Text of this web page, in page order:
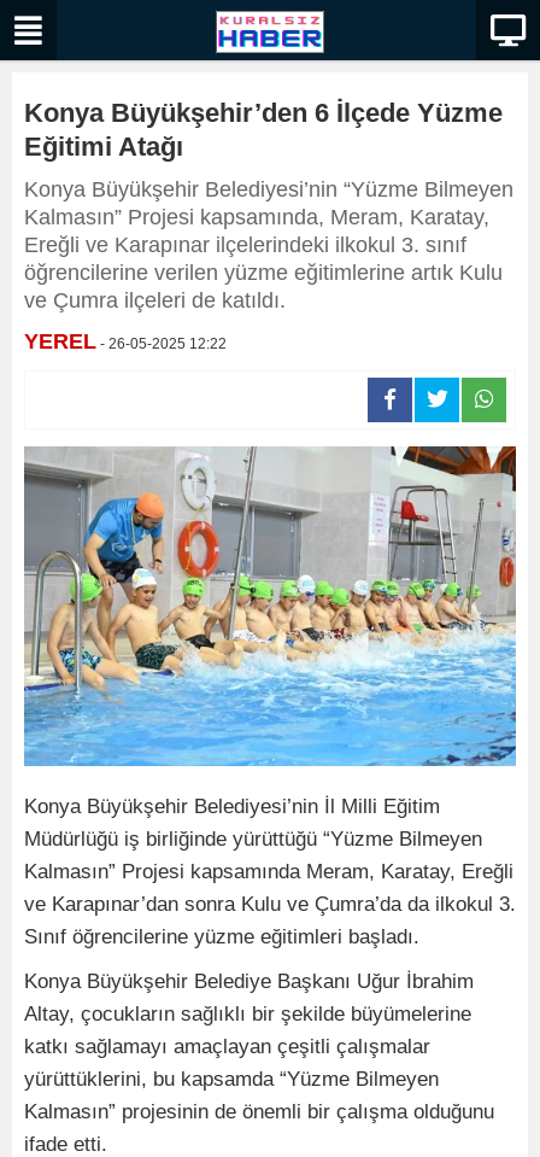
Konya Büyükşehir’den 6 İlçede Yüzme
Eğitimi Atağı
Konya Büyükşehir Belediyesi’nin “Yüzme Bilmeyen
Kalmasın” Projesi kapsamında, Meram, Karatay,
Ereğli ve Karapınar ilçelerindeki ilkokul 3. sınıf
öğrencilerine verilen yüzme eğitimlerine artık Kulu
ve Çumra ilçeleri de katıldı.
YEREL - 26-05-2025 12:22
Konya Büyükşehir Belediyesi’nin İl Milli Eğitim
Müdürlüğü iş birliğinde yürüttüğü “Yüzme Bilmeyen
Kalmasın” Projesi kapsamında Meram, Karatay, Ereğli
ve Karapınar’dan sonra Kulu ve Çumra’da da ilkokul 3.
Sınıf öğrencilerine yüzme eğitimleri başladı.
Konya Büyükşehir Belediye Başkanı Uğur İbrahim
Altay, çocukların sağlıklı bir şekilde büyümelerine
katkı sağlamayı amaçlayan çeşitli çalışmalar
yürüttüklerini, bu kapsamda “Yüzme Bilmeyen
Kalmasın” projesinin de önemli bir çalışma olduğunu
ifade etti.